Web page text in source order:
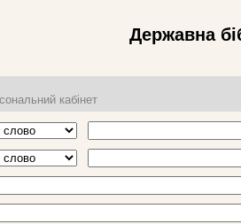
Державна
кабінет